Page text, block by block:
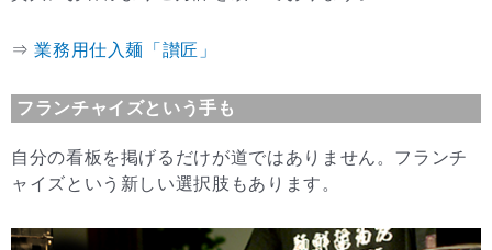
⇒ 業務用仕入麺「讃匠」
フランチャイズという手も
自分の看板を掲げるだけが道ではありません。フランチ
ャイズという新しい選択肢もあります。